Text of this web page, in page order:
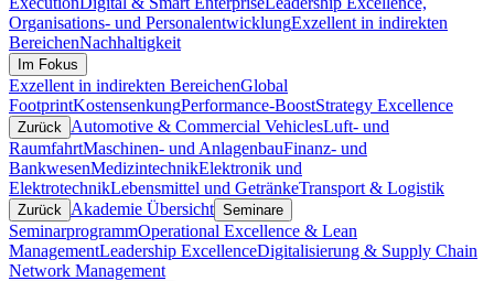
Organisations- und PersonalentwicklungExzellent in indirekten
BereichenNachhaltigkeit
Im Fokus
Exzellent in indirekten BereichenGlobal
FootprintKostensenkungPerformance-BoostStrategy Excellence
Zurück Automotive & Commercial VehiclesLuft- und
RaumfahrtMaschinen- und AnlagenbauFinanz- und
BankwesenMedizintechnikElektronik und
ElektrotechnikLebensmittel und GetränkeTransport & Logistik
Zurück Akademie Übersicht Seminare
SeminarprogrammOperational Excellence & Lean
ManagementLeadership ExcellenceDigitalisierung & Supply Chain
Network Management